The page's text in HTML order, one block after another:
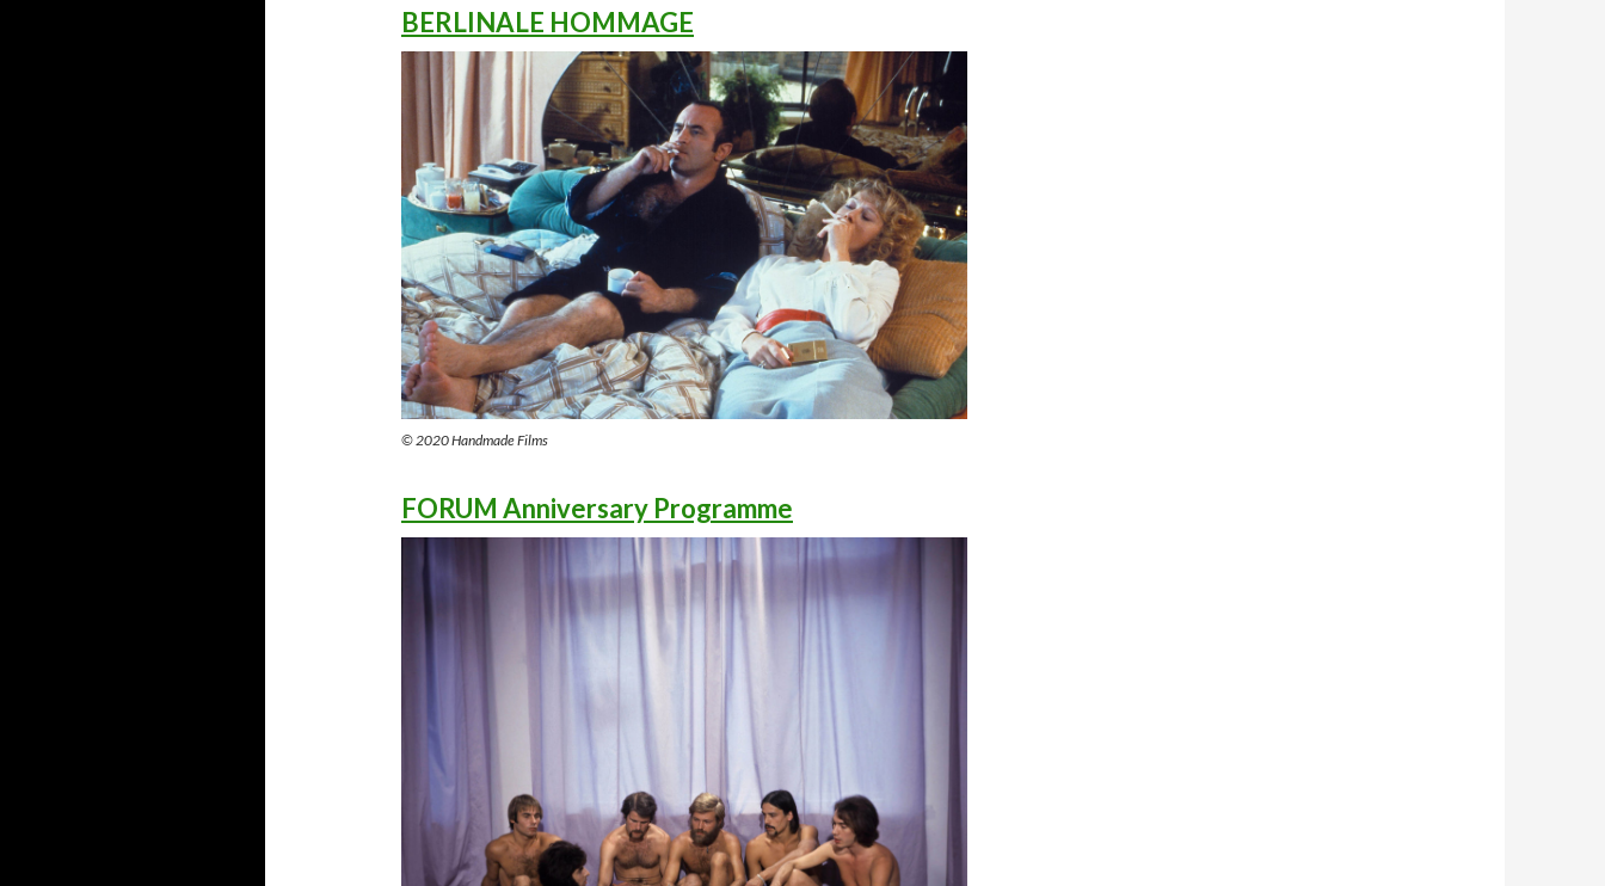
BERLINALE HOMMAGE
© 2020 Handmade Films
FORUM Anniversary Programme